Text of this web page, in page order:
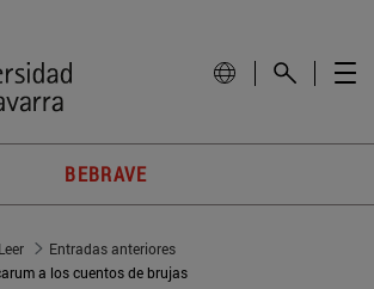
BEBRAVE
Leer
Entradas anteriores
a los cuentos de brujas